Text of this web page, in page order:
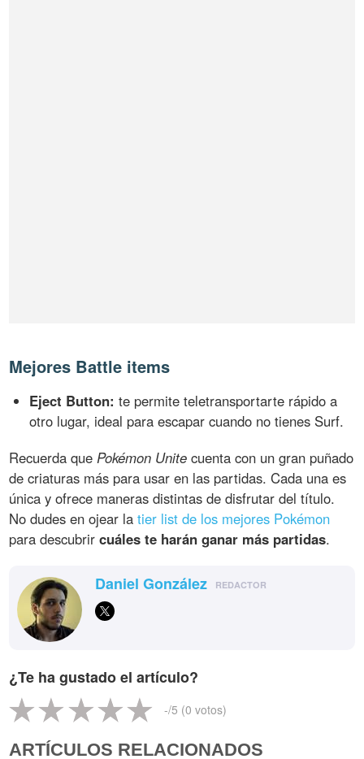
Mejores Battle items
Eject Button: te permite teletransportarte rápido a
otro lugar, ideal para escapar cuando no tienes Surf.
Recuerda quePokémon Unite cuenta con un gran puñado
de criaturas más para usar en las partidas. Cada una es
única y ofrece maneras distintas de disfrutar del título.
No dudes en ojear latier list de los mejores Pokémon
para descubrircuáles te harán ganar más partidas.
Daniel González REDACTOR
¿Te ha gustado el artículo?
-/5 (0 votos)
ARTÍCULOS RELACIONADOS